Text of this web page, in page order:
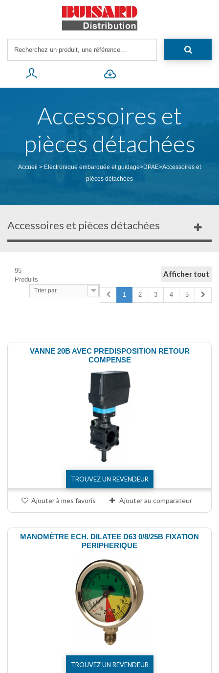
Accessoires et
pièces détachées
Accueil > Electronique embarquée et guidage>DPAE>Accessoires et
pièces détachées
Accessoires et pièces détachées
95
Produits
Afficher tout
1 2 3 4 5
Trier par
VANNE 20B AVEC PREDISPOSITION RETOUR
COMPENSE
TROUVEZ UN REVENDEUR
Ajouter à mes favoris Ajouter au comparateur
MANOMÈTRE ECH. DILATEE D63 0/8/25B FIXATION
PERIPHERIQUE
TROUVEZ UN REVENDEUR